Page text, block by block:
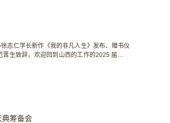
志仁学长新作《我的非凡人生》发布、赠书仪
生致辞，欢迎回到山西的工作的2025 届新校
成长为能扛事、...
典筹备会